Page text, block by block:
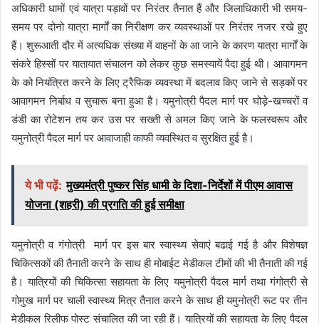
अधिकारी धामों एवं यात्रा पड़ावों पर निरंतर तैनात हैं और जिलाधिकारी भी समय-
समय पर दोनो यात्रा मार्गों का निरीक्षण कर व्यवस्थाओं पर निरंतर नजर रखे हुए
हैं। शुरूआती दौर में अत्यधिक संख्या में वाहनों के आ जाने के कारण यात्रा मार्गों के
संकरे हिस्सों पर यातायात संचालन को लेकर कुछ समस्यायें पैदा हुई थी। आवागमन
के को नियंत्रित करने के लिए ट्रैफिक व्यवस्था में बदलाव किए जाने से सड़कों पर
आवागमन निर्बाध व सुचारू बना हुआ है। यमुनोत्री पैदल मार्ग पर घोड़े-खच्चरों व
डंडी का रोटेशन तय कर उस पर सख्ती से अमल किए जाने के फलस्वरूप और
यमुनोत्री पैदल मार्ग पर आवाजाही काफी व्यवस्थित व सुरक्षित हुई है।
ये भी पढ़ें: मुख्यमंत्री पुष्कर सिंह धामी के दिशा-निर्देशों में पीएम आवास
योजना (शहरी) की प्रगति की हुई समीक्षा
यमुनोत्री व गंगोत्री मार्ग पर इस बार स्वास्थ्य सेवाएं बढाई गई है और विशेषज्ञ
चिकित्सकों की तैनाती करने के साथ ही मोबाईट मेडीकल टीमों की भी तैनाती की गई
है। यात्रियों की चिकित्सा सहायता के लिए यमुनोत्री पैदल मार्ग तथा गंगोत्री से
गोमुख मार्ग पर चाली स्वास्थ्य मित्र तैनात करने के साथ ही यमुनोत्री रूट पर तीन
मेडीकल रिलीफ पोस्ट संचालित की जा रही हैं। यात्रियों की सहायता के लिए पैदल